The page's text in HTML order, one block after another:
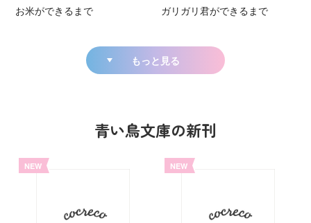
お米ができるまで ガリガリ君ができるまで
もっと見る
青い鳥文庫の新刊
NEW NEW